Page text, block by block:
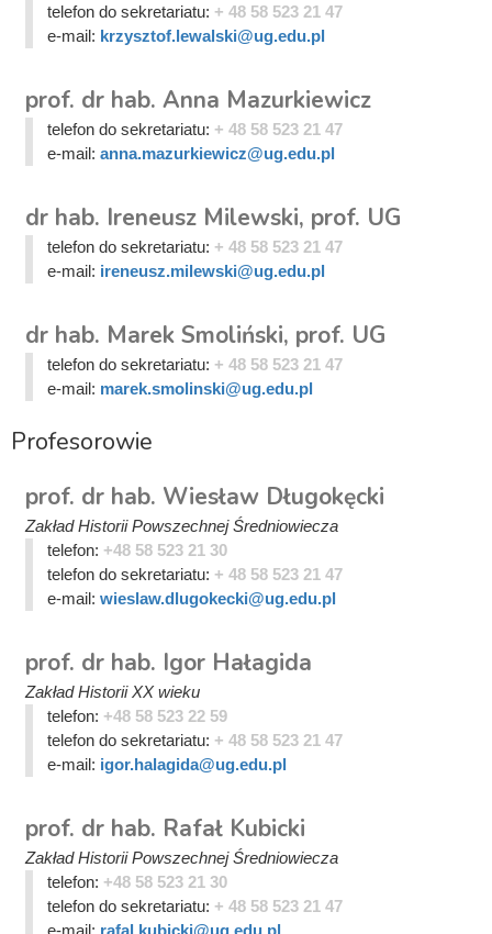
telefon do sekretariatu: + 48 58 523 21 47
e-mail: krzysztof.lewalski@ug.edu.pl
prof. dr hab. Anna Mazurkiewicz
telefon do sekretariatu: + 48 58 523 21 47
e-mail: anna.mazurkiewicz@ug.edu.pl
dr hab. Ireneusz Milewski, prof. UG
telefon do sekretariatu: + 48 58 523 21 47
e-mail: ireneusz.milewski@ug.edu.pl
dr hab. Marek Smoliński, prof. UG
telefon do sekretariatu: + 48 58 523 21 47
e-mail: marek.smolinski@ug.edu.pl
Profesorowie
prof. dr hab. Wiesław Długokęcki
Zakład Historii Powszechnej Średniowiecza
telefon: +48 58 523 21 30
telefon do sekretariatu: + 48 58 523 21 47
e-mail: wieslaw.dlugokecki@ug.edu.pl
prof. dr hab. Igor Hałagida
Zakład Historii XX wieku
telefon: +48 58 523 22 59
telefon do sekretariatu: + 48 58 523 21 47
e-mail: igor.halagida@ug.edu.pl
prof. dr hab. Rafał Kubicki
Zakład Historii Powszechnej Średniowiecza
telefon: +48 58 523 21 30
telefon do sekretariatu: + 48 58 523 21 47
e-mail: rafal.kubicki@ug.edu.pl